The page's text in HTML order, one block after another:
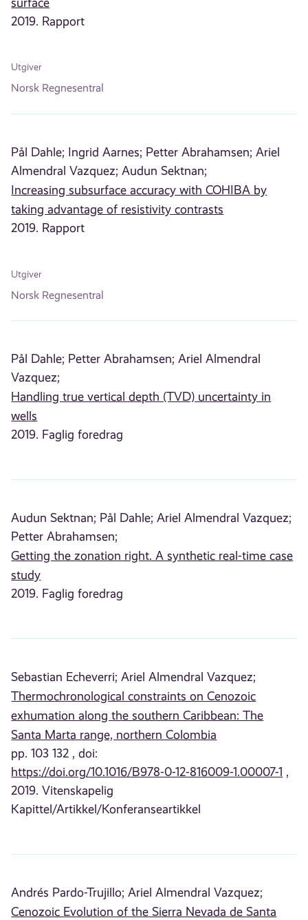
2019. Rapport
Utgiver
Norsk Regnesentral
Pål Dahle; Ingrid Aarnes; Petter Abrahamsen; Ariel
Almendral Vazquez; Audun Sektnan;
Increasing subsurface accuracy with COHIBA by
taking advantage of resistivity contrasts
2019. Rapport
Utgiver
Norsk Regnesentral
Pål Dahle; Petter Abrahamsen; Ariel Almendral
Vazquez;
Handling true vertical depth (TVD) uncertainty in
wells
2019. Faglig foredrag
Audun Sektnan; Pål Dahle; Ariel Almendral Vazquez;
Petter Abrahamsen;
Getting the zonation right. A synthetic real-time case
study
2019. Faglig foredrag
Sebastian Echeverri; Ariel Almendral Vazquez;
Thermochronological constraints on Cenozoic
exhumation along the southern Caribbean: The
Santa Marta range, northern Colombia
pp. 103 132 , doi:
https://doi.org/10.1016/B978-0-12-816009-1.00007-1 ,
2019. Vitenskapelig
Kapittel/Artikkel/Konferanseartikkel
Andrés Pardo-Trujillo; Ariel Almendral Vazquez;
Cenozoic Evolution of the Sierra Nevada de Santa